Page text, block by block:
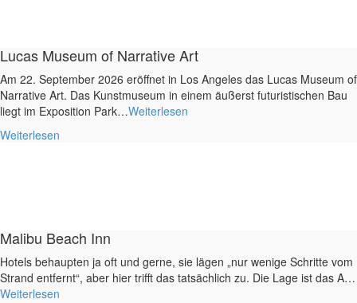
Lucas Museum of Narrative Art
Am 22. September 2026 eröffnet in Los Angeles das Lucas Museum of
Narrative Art. Das Kunstmuseum in einem äußerst futuristischen Bau
liegt im Exposition Park…Weiterlesen
Weiterlesen
Malibu Beach Inn
Hotels behaupten ja oft und gerne, sie lägen „nur wenige Schritte vom
Strand entfernt“, aber hier trifft das tatsächlich zu. Die Lage ist das A…
Weiterlesen